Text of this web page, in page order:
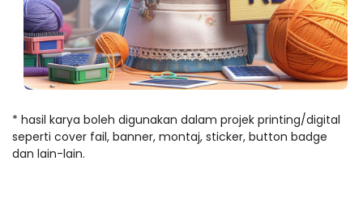
* hasil karya boleh digunakan dalam projek printing/digital
seperti cover fail, banner, montaj, sticker, button badge
dan lain-lain.